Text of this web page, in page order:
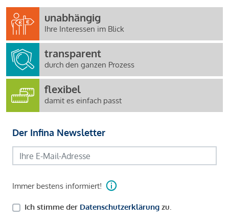
unabhängig
Ihre Interessen im Blick
transparent
durch den ganzen Prozess
flexibel
damit es einfach passt
Der Infina Newsletter
Immer bestens informiert!
Ich stimme der Datenschutzerklärung zu.